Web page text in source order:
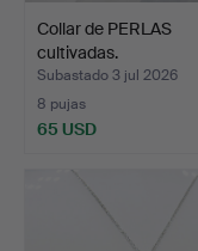
Collar de PERLAS
cultivadas.
Subastado 3 jul 2026
8 pujas
65 USD